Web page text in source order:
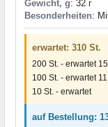
Gewicht, g: 32 г
Besonderheiten:
erwartet: 310 St.
200 St. - erwartet
100 St. - erwartet
10 St. - erwartet
auf Bestellung: